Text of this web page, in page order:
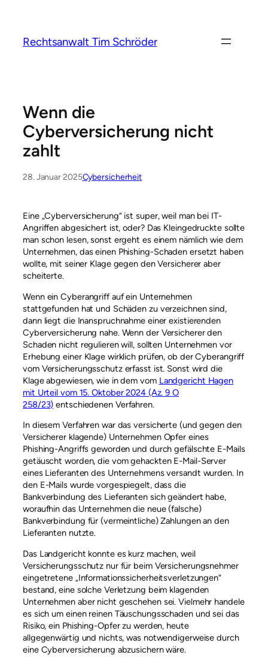
Rechtsanwalt Tim Schröder
Wenn die
Cyberversicherung nicht
zahlt
28. Januar 2025Cybersicherheit
Eine „Cyberversicherung“ ist super, weil man bei IT-
Angriffen abgesichert ist, oder? Das Kleingedruckte sollte
man schon lesen, sonst ergeht es einem nämlich wie dem
Unternehmen, das einen Phishing-Schaden ersetzt haben
wollte, mit seiner Klage gegen den Versicherer aber
scheiterte.
Wenn ein Cyberangriff auf ein Unternehmen
stattgefunden hat und Schäden zu verzeichnen sind,
dann liegt die Inanspruchnahme einer existierenden
Cyberversicherung nahe. Wenn der Versicherer den
Schaden nicht regulieren will, sollten Unternehmen vor
Erhebung einer Klage wirklich prüfen, ob der Cyberangriff
vom Versicherungsschutz erfasst ist. Sonst wird die
Klage abgewiesen, wie in dem vom Landgericht Hagen
mit Urteil vom 15. Oktober 2024 (Az. 9 O
258/23) entschiedenen Verfahren.
In diesem Verfahren war das versicherte (und gegen den
Versicherer klagende) Unternehmen Opfer eines
Phishing-Angriffs geworden und durch gefälschte E-Mails
getäuscht worden, die vom gehackten E-Mail-Server
eines Lieferanten des Unternehmens versandt wurden. In
den E-Mails wurde vorgespiegelt, dass die
Bankverbindung des Lieferanten sich geändert habe,
woraufhin das Unternehmen die neue (falsche)
Bankverbindung für (vermeintliche) Zahlungen an den
Lieferanten nutzte.
Das Landgericht konnte es kurz machen, weil
Versicherungsschutz nur für beim Versicherungsnehmer
eingetretene „Informationssicherheitsverletzungen“
bestand, eine solche Verletzung beim klagenden
Unternehmen aber nicht geschehen sei. Vielmehr handele
es sich um einen reinen Täuschungsschaden und sei das
Risiko, ein Phishing-Opfer zu werden, heute
allgegenwärtig und nichts, was notwendigerweise durch
eine Cyberversicherung abzusichern wäre.